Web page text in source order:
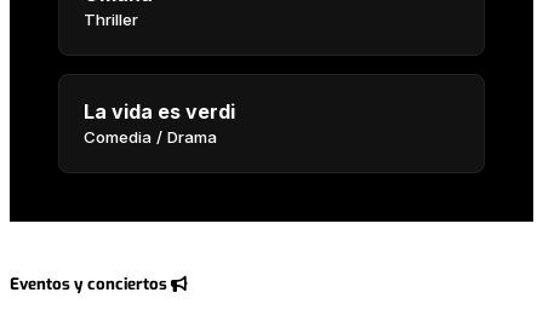
Thriller
La vida es verdi
Comedia / Drama
Eventos y conciertos